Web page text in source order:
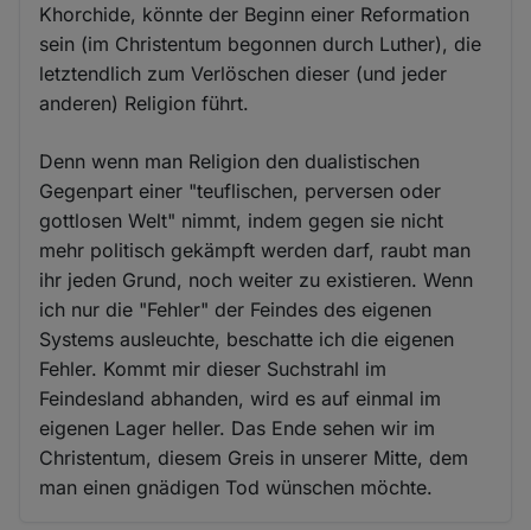
Khorchide, könnte der Beginn einer Reformation
sein (im Christentum begonnen durch Luther), die
letztendlich zum Verlöschen dieser (und jeder
anderen) Religion führt.
Denn wenn man Religion den dualistischen
Gegenpart einer "teuflischen, perversen oder
gottlosen Welt" nimmt, indem gegen sie nicht
mehr politisch gekämpft werden darf, raubt man
ihr jeden Grund, noch weiter zu existieren. Wenn
ich nur die "Fehler" der Feindes des eigenen
Systems ausleuchte, beschatte ich die eigenen
Fehler. Kommt mir dieser Suchstrahl im
Feindesland abhanden, wird es auf einmal im
eigenen Lager heller. Das Ende sehen wir im
Christentum, diesem Greis in unserer Mitte, dem
man einen gnädigen Tod wünschen möchte.